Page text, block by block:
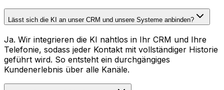
Lässt sich die KI an unser CRM und unsere Systeme anbinden?
Ja. Wir integrieren die KI nahtlos in Ihr CRM und Ihre
Telefonie, sodass jeder Kontakt mit vollständiger Historie
geführt wird. So entsteht ein durchgängiges
Kundenerlebnis über alle Kanäle.